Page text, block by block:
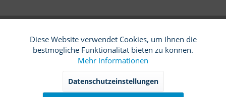
Details
Funktionale Aktiv
Diese Website verwendet Cookies, um Ihnen die
bestmögliche Funktionalität bieten zu können.
Mehr Informationen
Datenschutzeinstellungen